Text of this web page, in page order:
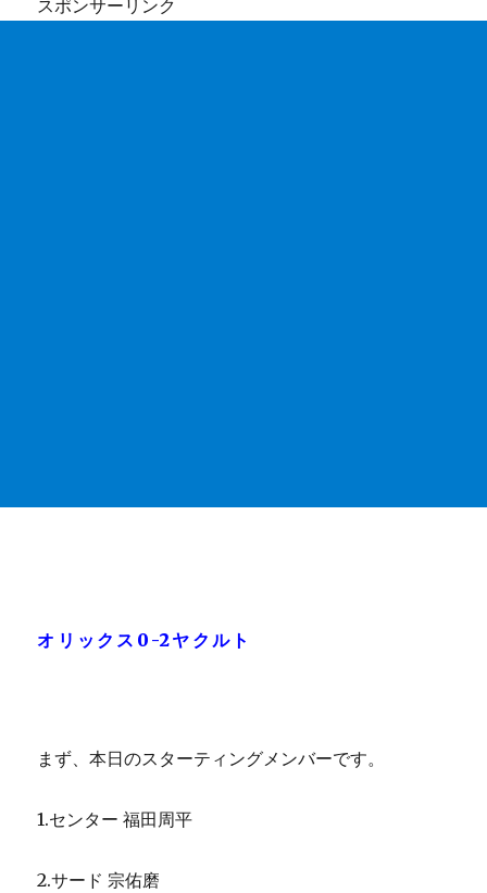
スポンサーリンク
オリックス0-2ヤクルト
まず、本日のスターティングメンバーです。
1.センター 福田周平
2.サード 宗佑磨